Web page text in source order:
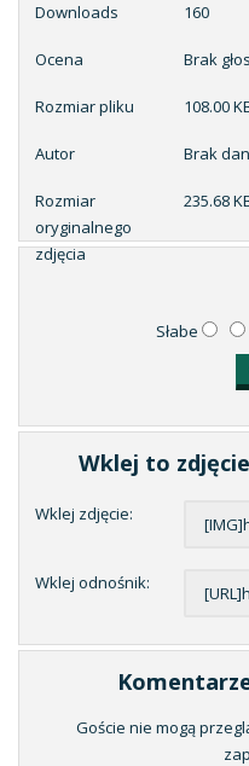
Downloads 160
Ocena Brak
Rozmiar pliku 108.00
Autor Brak
Rozmiar
oryginalnego
zdjęcia
235.68
Słabe
Wklej to
Wklej zdjęcie:
Wklej odnośnik:
Goście nie mogą